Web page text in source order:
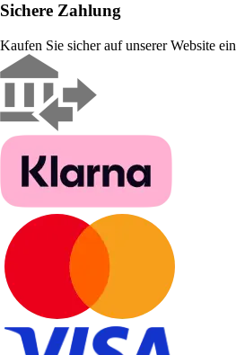
Sichere Zahlung
Kaufen Sie sicher auf unserer Website ein